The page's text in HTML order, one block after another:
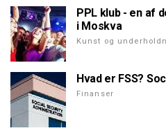
PPL klub - en af
i Moskva
Kunst og
Hvad er FSS?
Finanser